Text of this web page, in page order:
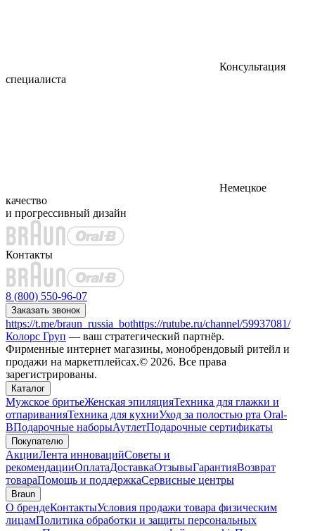
Консультация
специалиста
Немецкое
качество
и прогрессивный дизайн
Контакты
8 (800) 550-96-07
Заказать звонок
https://t.me/braun_russia_bothttps://rutube.ru/channel/59937081/
Колорс Груп — ваш стратегический партнёр.
Фирменные интернет магазины, монобрендовый ритейл и
продажи на маркетплейсах.© 2026. Все права
зарегистрированы.
Каталог
Мужское бритьеЖенская эпиляцияТехника для глажки и
отпариванияТехника для кухниУход за полостью рта Oral-
BПодарочные наборыАутлетПодарочные сертификаты
Покупателю
АкцииЛента инновацийСоветы и
рекомендацииОплатаДоставкаОтзывыГарантияВозврат
товараПомощь и поддержкаСервисные центры
Braun
О брендеКонтактыУсловия продажи товара физическим
лицамПолитика обработки и защиты персональных